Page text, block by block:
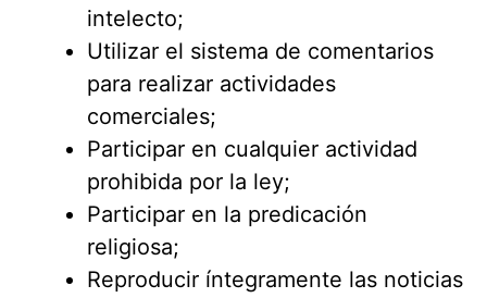
intelecto;
Utilizar el sistema de comentarios
para realizar actividades
comerciales;
Participar en cualquier actividad
prohibida por la ley;
Participar en la predicación
religiosa;
Reproducir íntegramente las noticias